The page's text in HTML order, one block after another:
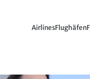
AirlinesFlughäfen